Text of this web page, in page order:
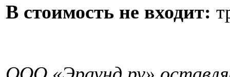
В стоимость не входит: